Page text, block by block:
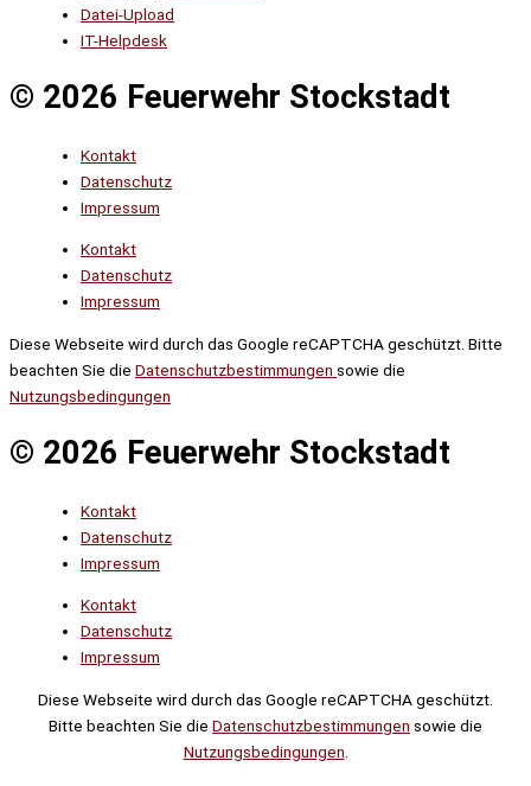
Datei-Upload
IT-Helpdesk
© 2026 Feuerwehr Stockstadt
Kontakt
Datenschutz
Impressum
Kontakt
Datenschutz
Impressum
Diese Webseite wird durch das Google reCAPTCHA geschützt. Bitte
beachten Sie die Datenschutzbestimmungen sowie die
Nutzungsbedingungen
© 2026 Feuerwehr Stockstadt
Kontakt
Datenschutz
Impressum
Kontakt
Datenschutz
Impressum
Diese Webseite wird durch das Google reCAPTCHA geschützt.
Bitte beachten Sie die Datenschutzbestimmungen sowie die
Nutzungsbedingungen